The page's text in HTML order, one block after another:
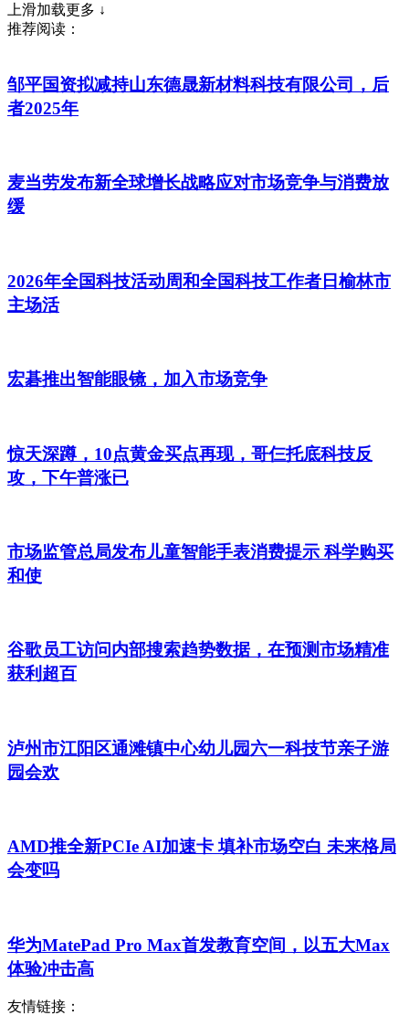
上滑加载更多 ↓
推荐阅读：
邹平国资拟减持山东德晟新材料科技有限公司，后
者2025年
麦当劳发布新全球增长战略应对市场竞争与消费放
缓
2026年全国科技活动周和全国科技工作者日榆林市
主场活
宏碁推出智能眼镜，加入市场竞争
惊天深蹲，10点黄金买点再现，哥仨托底科技反
攻，下午普涨已
市场监管总局发布儿童智能手表消费提示 科学购买
和使
谷歌员工访问内部搜索趋势数据，在预测市场精准
获利超百
泸州市江阳区通滩镇中心幼儿园六一科技节亲子游
园会欢
AMD推全新PCIe AI加速卡 填补市场空白 未来格局
会变吗
华为MatePad Pro Max首发教育空间，以五大Max
体验冲击高
友情链接：